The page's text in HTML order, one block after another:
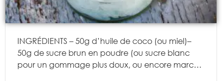
INGRÉDIENTS – 50g d’huile de coco (ou miel)–
50g de sucre brun en poudre (ou sucre blanc
pour un gommage plus doux, ou encore marc…